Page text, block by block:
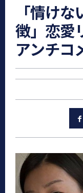
「情け
徴」恋愛
アンチコ